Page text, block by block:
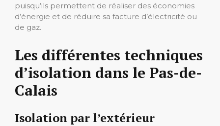
puisqu’ils permettent de réaliser des économies
d’énergie et de réduire sa facture d’électricité ou
de gaz.
Les différentes techniques
d’isolation dans le Pas-de-
Calais
Isolation par l’extérieur